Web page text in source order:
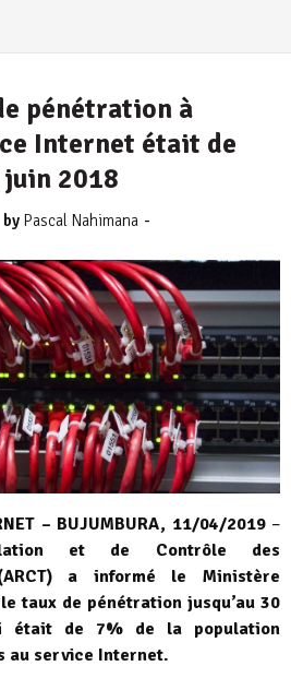
pénétration à
Internet était de
juin 2018
by Pascal Nahimana -
– BUJUMBURA, 11/04/2019–
et de Contrôle des
a informé le Ministère
taux de pénétration jusqu’au 30
était de 7% de la population
au service Internet.